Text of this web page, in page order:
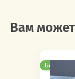
Вам